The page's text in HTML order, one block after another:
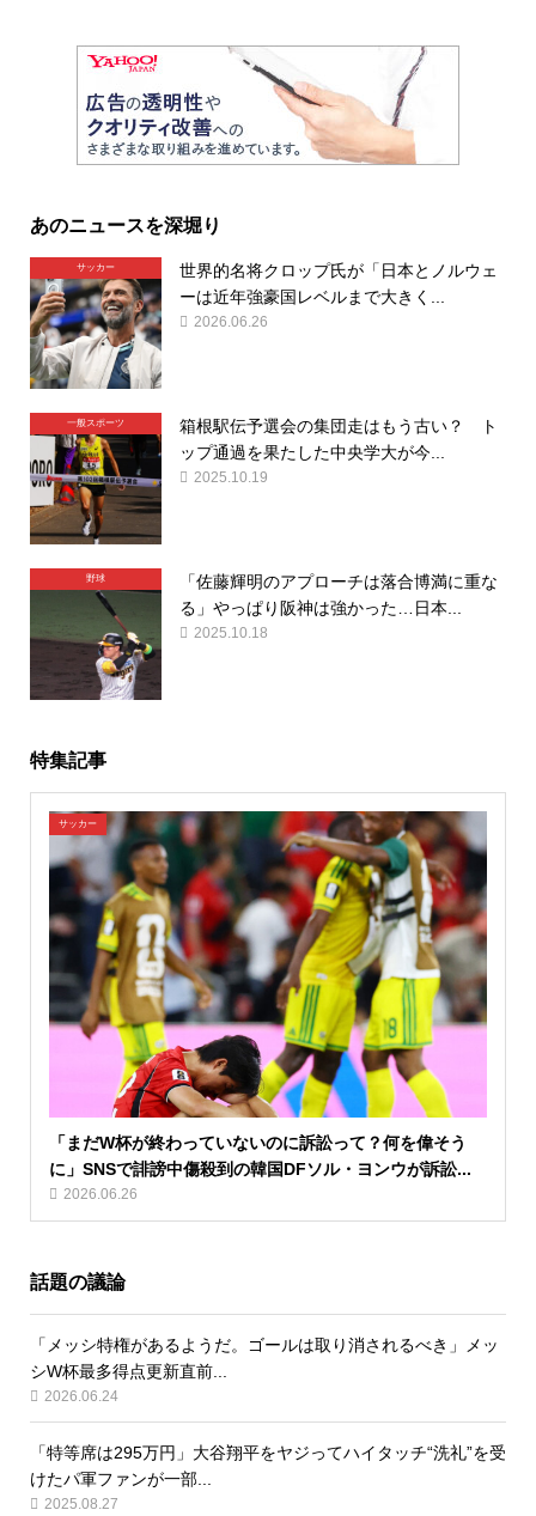
あのニュースを深堀り
サッカー
世界的名将クロップ氏が「日本とノルウェ
ーは近年強豪国レベルまで大きく...
2026.06.26
一般スポーツ
箱根駅伝予選会の集団走はもう古い？ ト
ップ通過を果たした中央学大が今...
2025.10.19
野球
「佐藤輝明のアプローチは落合博満に重な
る」やっぱり阪神は強かった…日本...
2025.10.18
特集記事
サッカー
「まだW杯が終わっていないのに訴訟って？何を偉そう
に」SNSで誹謗中傷殺到の韓国DFソル・ヨンウが訴訟...
2026.06.26
話題の議論
「メッシ特権があるようだ。ゴールは取り消されるべき」メッ
シW杯最多得点更新直前...
2026.06.24
「特等席は295万円」大谷翔平をヤジってハイタッチ“洗礼”を受
けたパ軍ファンが一部...
2025.08.27